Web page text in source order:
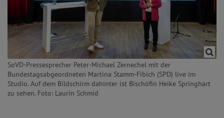
SoVD-Pressesprecher Peter-Michael Zernechel mit der
Bundestagsabgeordneten Martina Stamm-Fibich (SPD) live im
Studio. Auf dem Bildschirm dahinter ist Bischöfin Heike Springhart
zu sehen. Foto: Laurin Schmid